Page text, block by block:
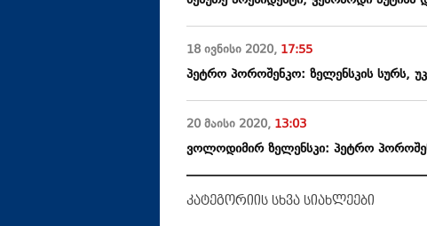
18 ივნისი 2020, 17:55
პეტრო პოროშენკო: ზელენსკის სურს,
20 მაისი 2020, 13:03
ვოლოდიმირ ზელენსკი: პეტრო
კატეგორიის სხვა სიახლეები